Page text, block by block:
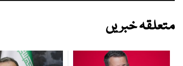
متعلقہ خبریں